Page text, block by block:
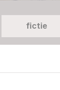
fictie